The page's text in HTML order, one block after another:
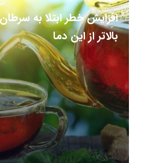
افزایش خطر ابتلا به
بالاتر از این دما